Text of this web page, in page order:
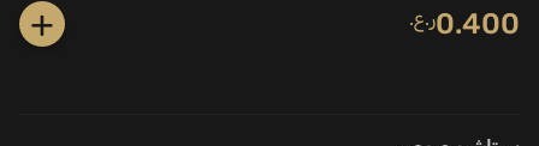
0.400ر.ع. +